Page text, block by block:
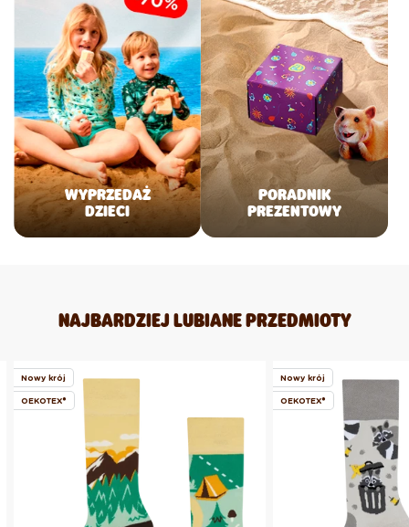
WYPRZEDAŻ
DZIECI
PORADNIK
PREZENTOWY
NAJBARDZIEJ LUBIANE PRZEDMIOTY
Nowy krój
OEKOTEX®
Nowy krój
OEKOTEX®